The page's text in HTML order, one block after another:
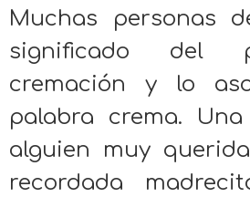
Muchas personas
significado del
cremación y lo
palabra crema.
alguien muy
recordada